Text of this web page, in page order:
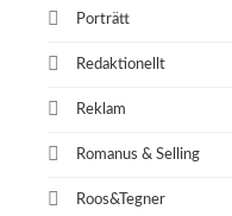
Porträtt
Redaktionellt
Reklam
Romanus & Selling
Roos&Tegner